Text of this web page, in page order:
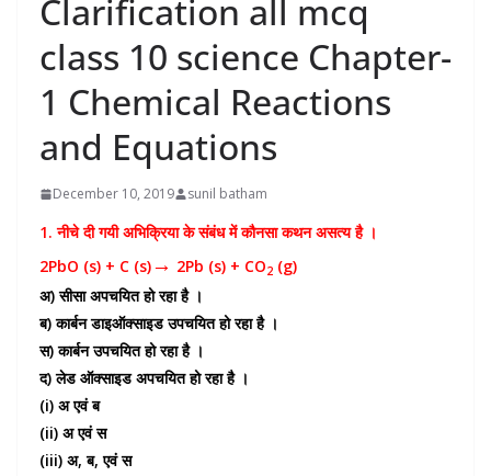
Clarification all mcq
class 10 science Chapter-
1 Chemical Reactions
and Equations
December 10, 2019 sunil batham
1. नीचे दी गयी अभिक्रिया के संबंध में कौनसा कथन असत्य है ।
2PbO (s) + C (s)→ 2Pb (s) + CO2 (g)
अ) सीसा अपचयित हो रहा है ।
ब) कार्बन डाइऑक्साइड उपचयित हो रहा है ।
स) कार्बन उपचयित हो रहा है ।
द) लेड ऑक्साइड अपचयित हो रहा है ।
(i) अ एवं ब
(ii) अ एवं स
(iii) अ, ब, एवं स